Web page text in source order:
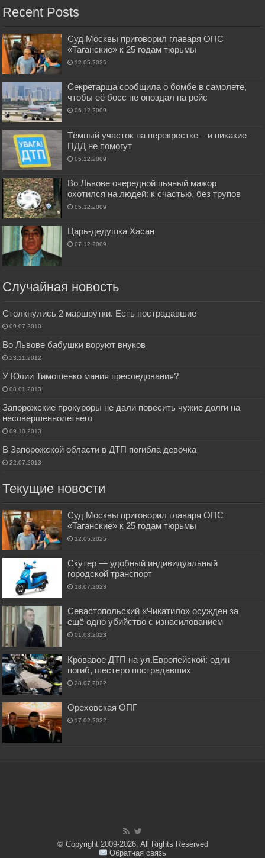
Recent Posts
Суд Москвы приговорил главаря ОПС
«Таганские» к 25 годам тюрьмы
12.05.2025
Секретарша сообщила о бомбе в самолете,
чтобы её босс не опоздал на рейс
05.12.2009
Тёмный участок на перекрестке – и никакие
ПДД не помогут
05.12.2009
Во Львове очередной пьяный мажор
охотился на людей: к счастью, без трупов
05.12.2009
Царь-дедушка Хасан
07.12.2009
Случайная новость
Столкнулись 2 маршрутки. Есть пострадавшие
09.07.2010
Во Львове бабушки воруют внуков
23.11.2012
У Юлии Тимошенко мания преследования?
08.01.2013
Запорожские прокуроры не дали повесить чужие долги на
несовершеннолетнего
09.10.2013
В Запорожской области в ДТП погибла девочка
22.07.2013
Текущие новости
Суд Москвы приговорил главаря ОПС
«Таганские» к 25 годам тюрьмы
12.05.2025
Скутер — удобный индивидуальный
городской транспорт
18.07.2023
Севастопольский «Чикатило» осужден за
ещё одно убийство с изнасилованием
01.03.2023
Кровавое ДТП на ул.Европейской: один
погиб, шестеро пострадавших
28.07.2022
Ореховская ОПГ
17.02.2022
© Copyright 2009-2026, All Rights Reserved
Обратная связь